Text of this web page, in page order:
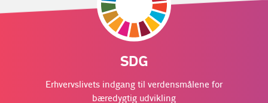
SDG
Erhvervslivets indgang til verdensmålene for
bæredygtig udvikling